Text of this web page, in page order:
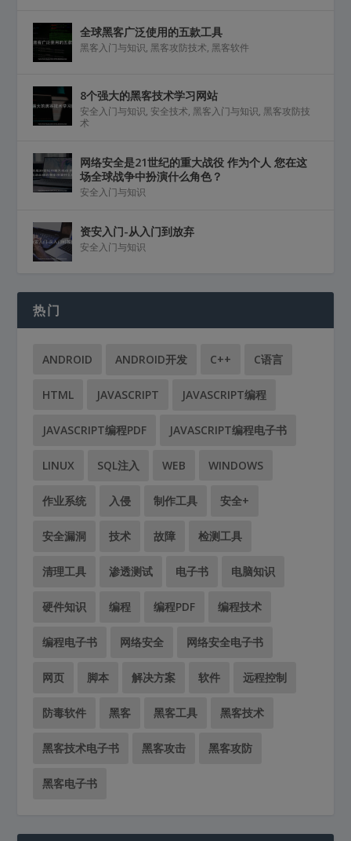
全球黑客广泛使用的五款工具
黑客入门与知识, 黑客攻防技术, 黑客软件
8个强大的黑客技术学习网站
安全入门与知识, 安全技术, 黑客入门与知识, 黑客攻防技
术
网络安全是21世纪的重大战役 作为个人 您在这
场全球战争中扮演什么角色？
安全入门与知识
资安入门-从入门到放弃
安全入门与知识
热门
ANDROID ANDROID开发 C++ C语言
HTML JAVASCRIPT JAVASCRIPT编程
JAVASCRIPT编程PDF JAVASCRIPT编程电子书
LINUX SQL注入 WEB WINDOWS
作业系统 入侵 制作工具 安全+
安全漏洞 技术 故障 检测工具
清理工具 渗透测试 电子书 电脑知识
硬件知识 编程 编程PDF 编程技术
编程电子书 网络安全 网络安全电子书
网页 脚本 解决方案 软件 远程控制
防毒软件 黑客 黑客工具 黑客技术
黑客技术电子书 黑客攻击 黑客攻防
黑客电子书